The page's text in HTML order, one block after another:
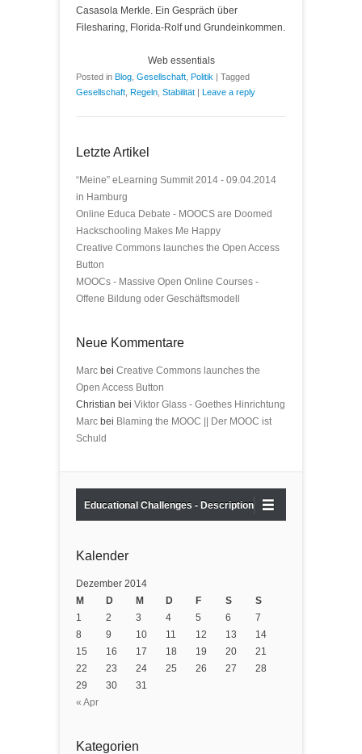
Casasola Merkle. Ein Gespräch über
Filesharing, Florida-Rolf und Grundeinkommen.
Web essentials
Posted in Blog Gesellschaft Politik | Tagged
Gesellschaft Regeln Stabilität | Leave a reply
Letzte Artikel
“Meine” eLearning Summit 2014 - 09.04.2014
in Hamburg
Online Educa Debate - MOOCS are Doomed
Hackschooling Makes Me Happy
Creative Commons launches the Open Access
Button
MOOCs - Massive Open Online Courses -
Offene Bildung oder Geschäftsmodell
Neue Kommentare
Marc bei Creative Commons launches the
Open Access Button
Christian bei Viktor Glass - Goethes Hinrichtung
Marc bei Blaming the MOOC || Der MOOC ist
Schuld
Educational Challenges - Description
Kalender
Dezember 2014
M
D M D F S S
« Apr
1 2 3 4 5 6
7
8
9 10 11 12 13
14
15
16 17 18 19 20
21
22
23 24 25 26 27
28
29
30 31
Kategorien